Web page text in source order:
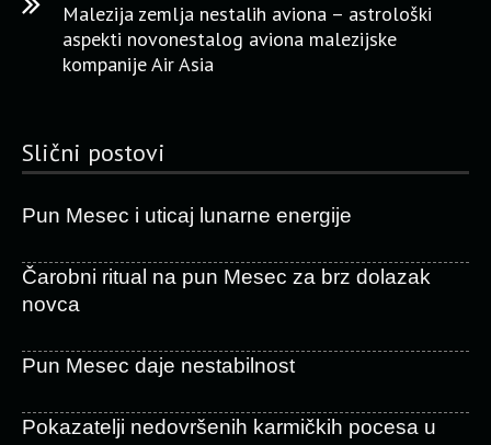
Malezija zemlja nestalih aviona – astrološki
aspekti novonestalog aviona malezijske
kompanije Air Asia
Slični postovi
Pun Mesec i uticaj lunarne energije
Čarobni ritual na pun Mesec za brz dolazak
novca
Pun Mesec daje nestabilnost
Pokazatelji nedovršenih karmičkih pocesa u